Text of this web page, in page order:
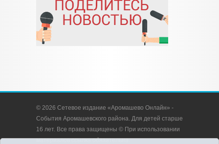
© 2026 Сетевое издание «Аромашево Онлайн» -
События Аромашевского района. Для детей старше
16 лет. Все права защищены © При использовании
материалов ссылка обязательна.